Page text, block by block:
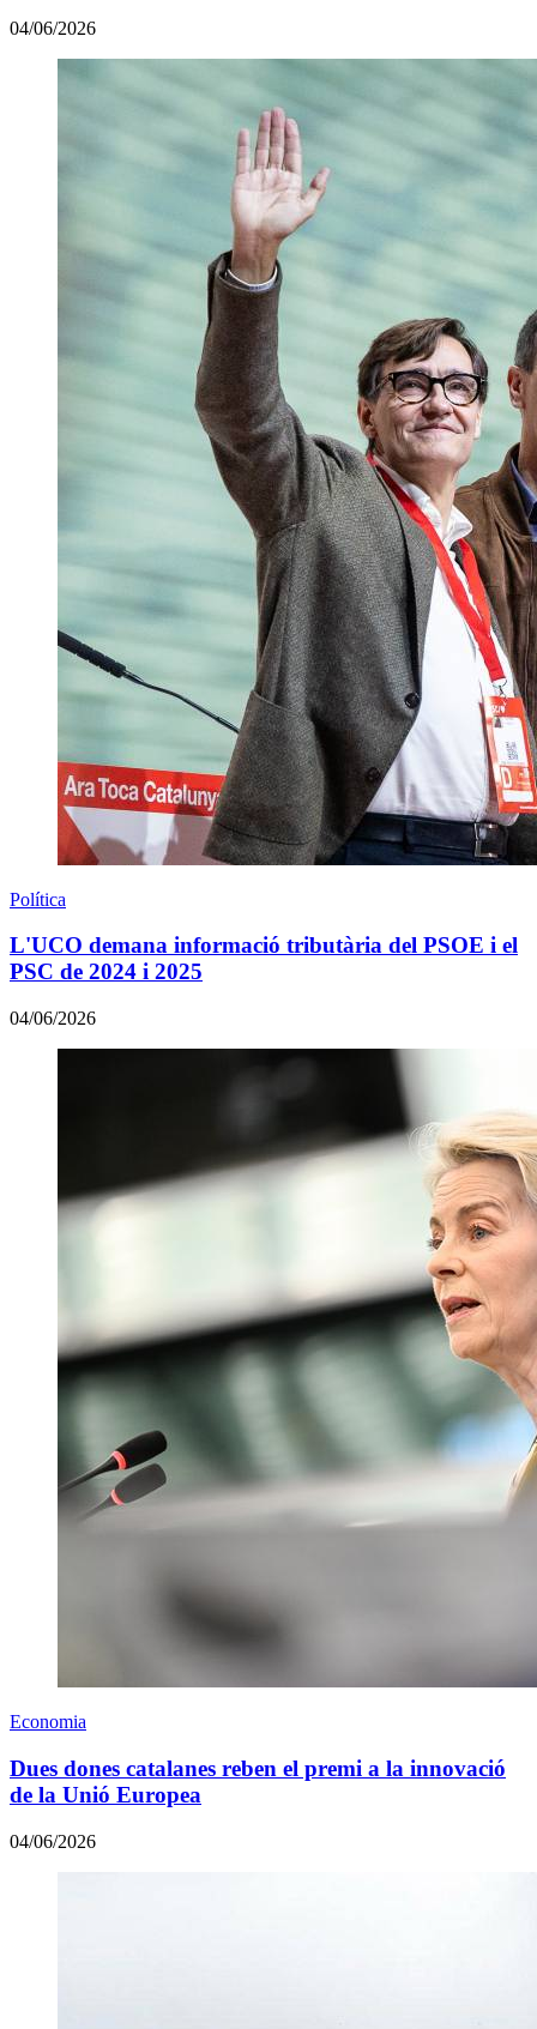
04/06/2026
Política
L'UCO demana informació tributària del PSOE i el
PSC de 2024 i 2025
04/06/2026
Economia
Dues dones catalanes reben el premi a la innovació
de la Unió Europea
04/06/2026